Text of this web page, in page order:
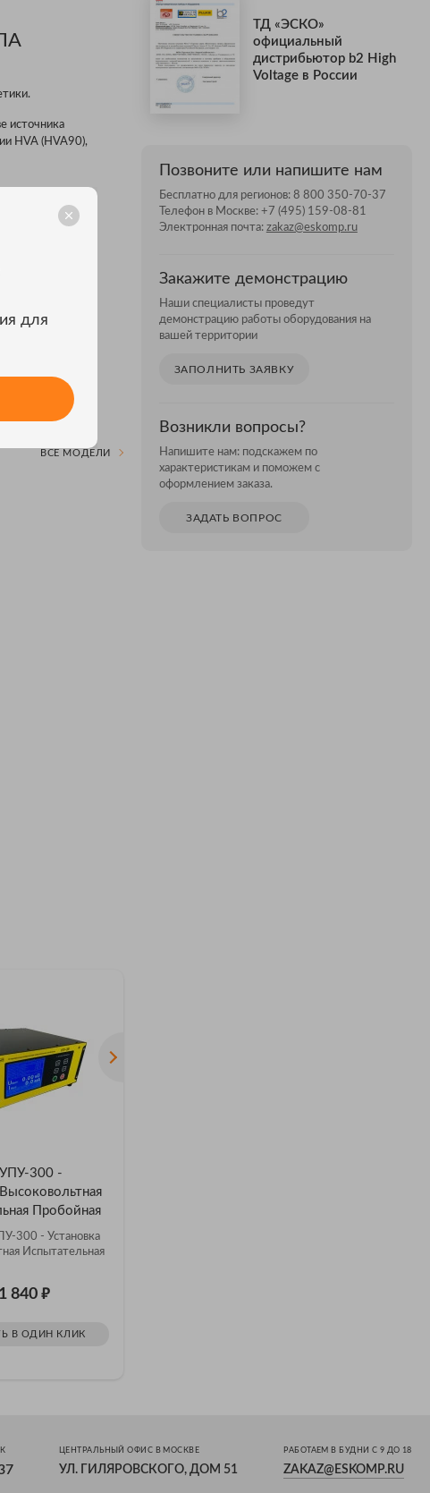
источника
HVA (HVA90),
ВСЕ МОДЕЛИ
300 -
Пробойная
300 - Установка
Испытательная
840 ₽
В ОДИН КЛИК
ТД «ЭСКО»
официальный
дистрибьютор b2 High
Voltage в России
Позвоните или напишите нам
Бесплатно для регионов: 8 800 350-70-37
Телефон в Москве: +7 (495) 159-08-81
Электронная почта: zakaz@eskomp.ru
Закажите демонстрацию
Наши специалисты проведут
демонстрацию работы оборудования на
вашей территории
ЗАПОЛНИТЬ ЗАЯВКУ
Возникли вопросы?
Напишите нам: подскажем по
характеристикам и поможем с
оформлением заказа.
ЗАДАТЬ ВОПРОС
ЦЕНТРАЛЬНЫЙ ОФИС В МОСКВЕ
УЛ. ГИЛЯРОВСКОГО, ДОМ 51
РАБОТАЕМ В БУДНИ С 9 ДО 18
ZAKAZ@ESKOMP.RU
для